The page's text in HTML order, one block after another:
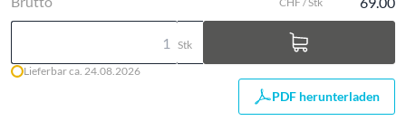
Stk
Lieferbar ca. 24.08.2026
PDF herunterladen